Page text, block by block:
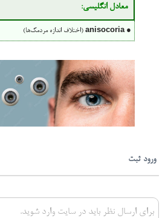
معادل انگلیسی:
●
anisocoria (اختلاف اندازه مردمک‌ها)
ورود ثبت
برای ارسال نظر باید در سایت وارد شوید.